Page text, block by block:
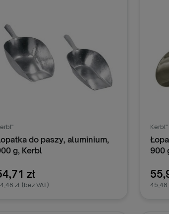
do paszy, aluminium,
g, Kerbl
zł
zł (bez VAT)
Kerbl"
900
45,48